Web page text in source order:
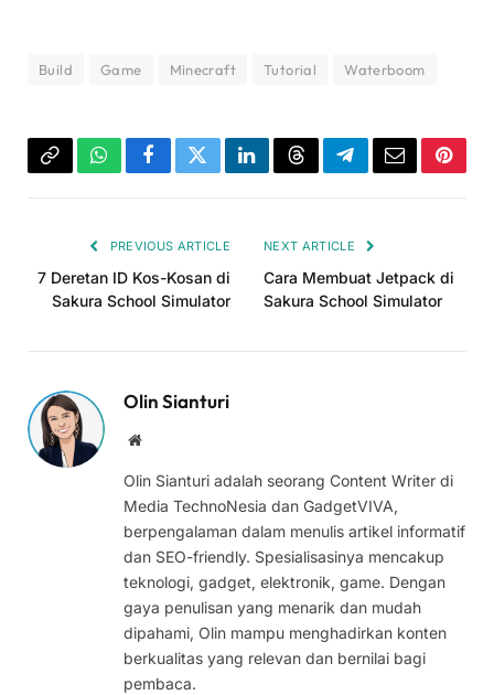
Build Game Minecraft Tutorial Waterboom
Copy WhatsAppFacebookTwitterLinkedInThreadsTelegramEmail
PREVIOUS ARTICLE
7 Deretan ID Kos-Kosan di
Sakura School Simulator
NEXT ARTICLE
Cara Membuat Jetpack di
Sakura School Simulator
Olin Sianturi
Website
Olin Sianturi adalah seorang Content Writer di
Media TechnoNesia dan GadgetVIVA,
berpengalaman dalam menulis artikel informatif
dan SEO-friendly. Spesialisasinya mencakup
teknologi, gadget, elektronik, game. Dengan
gaya penulisan yang menarik dan mudah
dipahami, Olin mampu menghadirkan konten
berkualitas yang relevan dan bernilai bagi
pembaca.